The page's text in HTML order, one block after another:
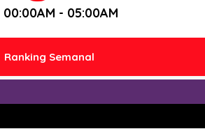
00:00AM - 05:00AM
Ranking Semanal